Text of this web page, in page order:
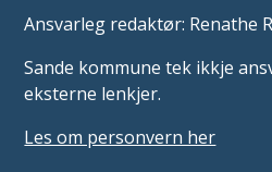
Ansvarleg redaktør: Renathe
Sande kommune tek ikkje
eksterne lenkjer.
Les om personvern her